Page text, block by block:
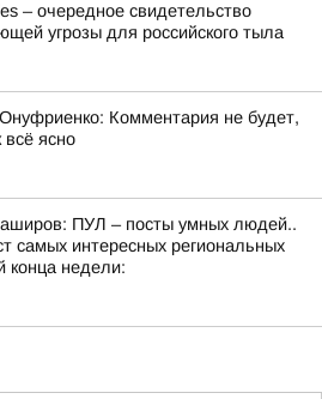
– очередное свидетельство
угрозы для российского тыла
Комментария не будет,
всё ясно
ПУЛ – посты умных людей..
самых интересных региональных
конца недели: